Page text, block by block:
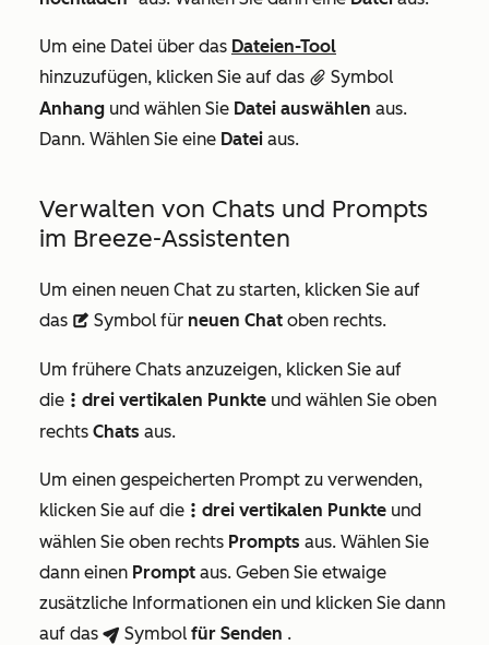
Um eine Datei über das Dateien-Tool
hinzuzufügen, klicken Sie auf das attach Symbol
Anhang und wählen Sie Datei auswählen aus.
Dann. Wählen Sie eine Datei aus.
Verwalten von Chats und Prompts
im Breeze-Assistenten
Um einen neuen Chat zu starten, klicken Sie auf
das description Symbol für neuen Chat oben rechts.
Um frühere Chats anzuzeigen, klicken Sie auf
die verticalMenu drei vertikalen Punkte und wählen Sie oben
rechts Chats aus.
Um einen gespeicherten Prompt zu verwenden,
klicken Sie auf die verticalMenu drei vertikalen Punkte und
wählen Sie oben rechts Prompts aus. Wählen Sie
dann einen Prompt aus. Geben Sie etwaige
zusätzliche Informationen ein und klicken Sie dann
auf das breezeSendIcon Symbol für Senden .